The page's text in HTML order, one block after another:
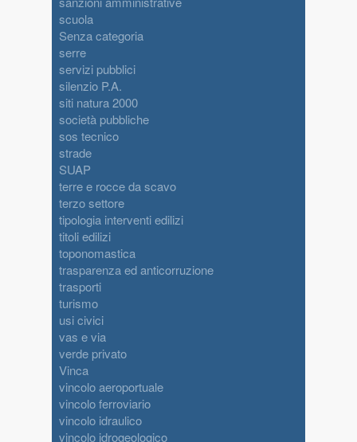
scuola
Senza categoria
serre
servizi pubblici
silenzio P.A.
siti natura 2000
società pubbliche
sos tecnico
strade
SUAP
terre e rocce da scavo
terzo settore
tipologia interventi edilizi
titoli edilizi
toponomastica
trasparenza ed anticorruzione
trasporti
turismo
usi civici
vas e via
verde privato
Vinca
vincolo aeroportuale
vincolo ferroviario
vincolo idraulico
vincolo idrogeologico